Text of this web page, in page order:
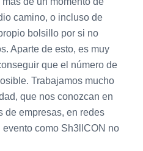
camino, o incluso de
bolsillo por si no
Aparte de esto, es muy
que el número de
Trabajamos mucho
que nos conozcan en
de empresas, en redes
como Sh3llCON no